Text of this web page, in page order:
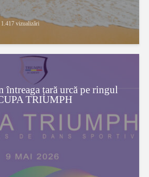
1.417 vizualizări
întreaga țară urcă pe ringul
TRIUMPH